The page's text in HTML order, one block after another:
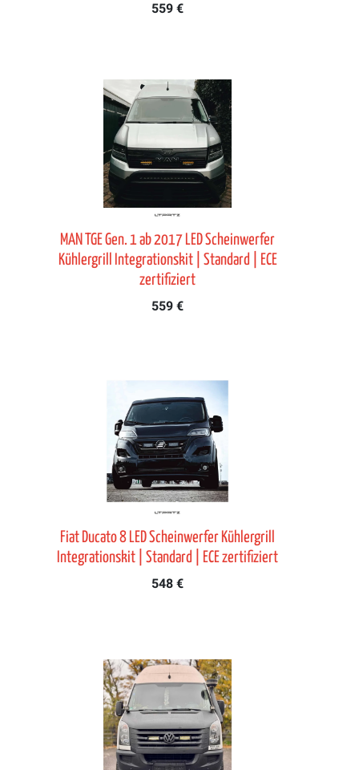
559 €
MAN TGE Gen. 1 ab 2017 LED Scheinwerfer
Kühlergrill Integrationskit | Standard | ECE
zertifiziert
559 €
Fiat Ducato 8 LED Scheinwerfer Kühlergrill
Integrationskit | Standard | ECE zertifiziert
548 €